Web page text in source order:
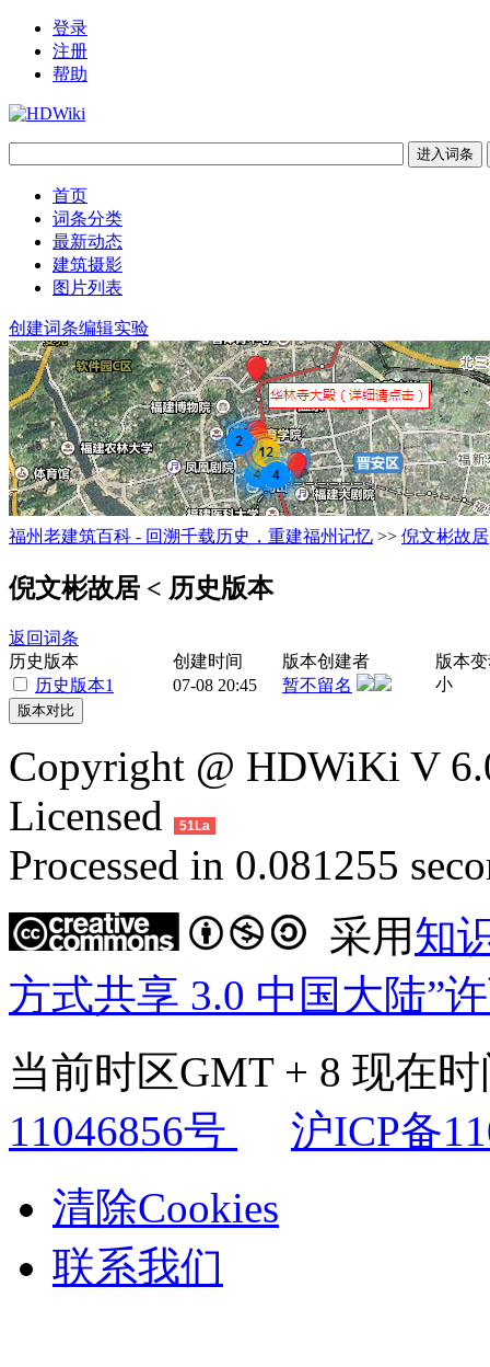
登录
注册
帮助
首页
词条分类
最新动态
建筑摄影
图片列表
创建词条编辑实验
福州老建筑百科 - 回溯千载历史，重建福州记忆 >> 倪文彬故居
倪文彬故居 < 历史版本
返回词条
历史版本
创建时间 版本创建者
版本
历史版本1
07-08 20:45 暂不留名 小
Copyright @ HDWiKi V
Licensed
51La
Processed in 0.081255
采用知
方式共享 3.0 中国大陆”
当前时区GMT + 8 现在
11046856号
沪ICP备
清除Cookies
联系我们